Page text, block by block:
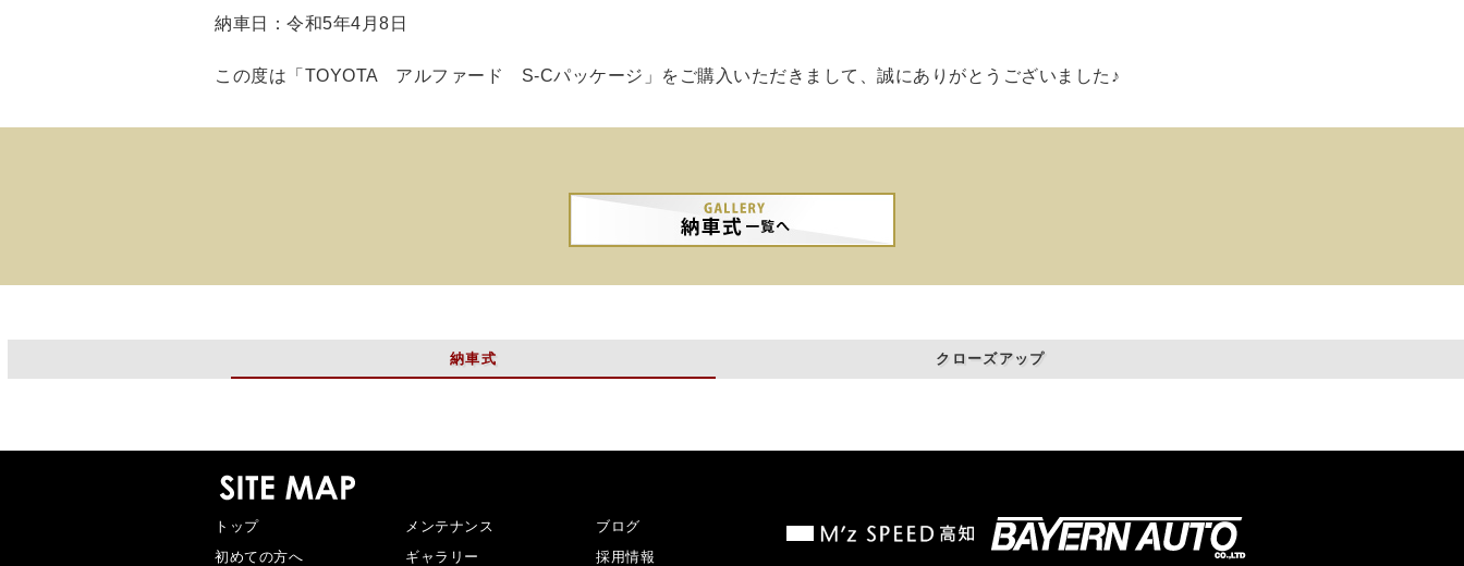
納車日：令和5年4月8日
この度は「TOYOTA アルファード S-Cパッケージ」をご購入いただきまして、誠にありがとうございました♪
納車式 クローズアップ
トップ
初めての方へ
メンテナンス
ギャラリー
ブログ
採用情報